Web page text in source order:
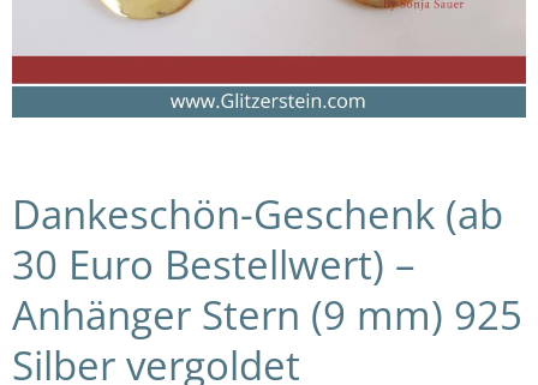
Dankeschön-Geschenk (ab
30 Euro Bestellwert) –
Anhänger Stern (9 mm) 925
Silber vergoldet